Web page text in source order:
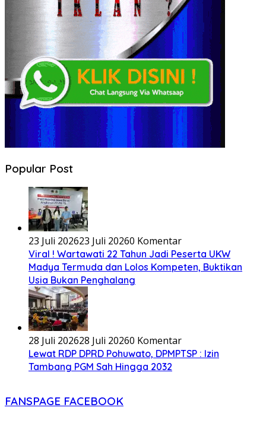
Popular Post
23 Juli 202623 Juli 20260 Komentar
Viral ! Wartawati 22 Tahun Jadi Peserta UKW
Madya Termuda dan Lolos Kompeten, Buktikan
Usia Bukan Penghalang
28 Juli 202628 Juli 20260 Komentar
Lewat RDP DPRD Pohuwato, DPMPTSP : Izin
Tambang PGM Sah Hingga 2032
FANSPAGE FACEBOOK